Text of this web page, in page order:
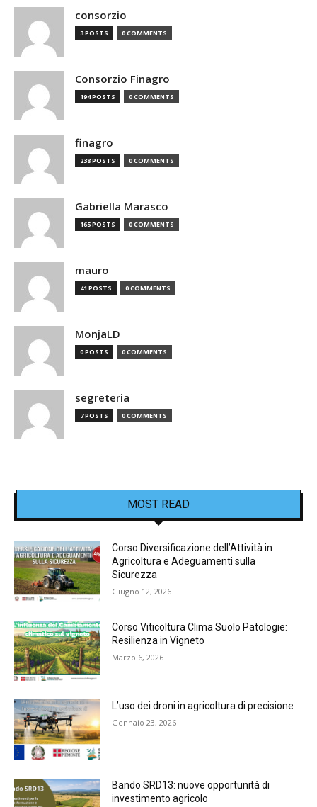
consorzio
3 POSTS 0 COMMENTS
Consorzio Finagro
194 POSTS 0 COMMENTS
finagro
238 POSTS 0 COMMENTS
Gabriella Marasco
165 POSTS 0 COMMENTS
mauro
41 POSTS 0 COMMENTS
MonjaLD
0 POSTS 0 COMMENTS
segreteria
7 POSTS 0 COMMENTS
MOST READ
Corso Diversificazione dell’Attività in
Agricoltura e Adeguamenti sulla
Sicurezza
Giugno 12, 2026
Corso Viticoltura Clima Suolo Patologie:
Resilienza in Vigneto
Marzo 6, 2026
L’uso dei droni in agricoltura di precisione
Gennaio 23, 2026
Bando SRD13: nuove opportunità di
investimento agricolo